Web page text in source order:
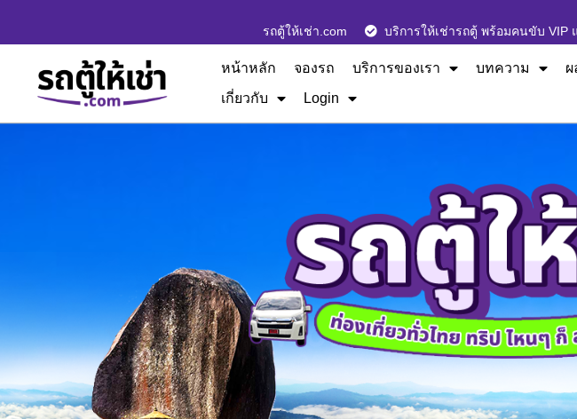
รถตู้ให้เช่า.com บริการให้เช่ารถตู้ พร้อมคนขับ VIP
หน้าหลัก จองรถ บริการของเรา บทความ
เกี่ยวกับ
Login